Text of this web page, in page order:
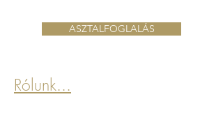
ASZTALFOGLALÁS
Rólunk...